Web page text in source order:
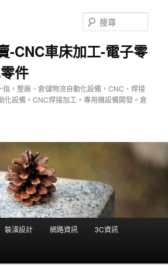
-CNC車床加工-電子零
件
指，整廠、倉儲物流自動化設備，CNC、焊接
化設備。CNC焊接加工。專用機設備開發。倉
尋
裝潢設計 網路資訊 3C資訊